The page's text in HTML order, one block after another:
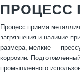
ПРОЦЕСС
Процесс приема
загрязнения и наличие
размера, мелкие —
коррозии.
промышленного